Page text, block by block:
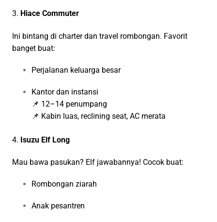
3. Hiace Commuter
Ini bintang di charter dan travel rombongan. Favorit
banget buat:
Perjalanan keluarga besar
Kantor dan instansi
📌 12–14 penumpang
📌 Kabin luas, reclining seat, AC merata
4. Isuzu Elf Long
Mau bawa pasukan? Elf jawabannya! Cocok buat:
Rombongan ziarah
Anak pesantren